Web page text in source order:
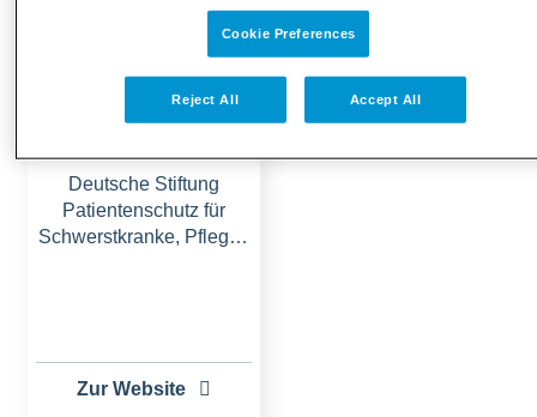
Zur Website
Deutsche Stiftung
Patientenschutz für
Schwerstkranke, Pfleg…
Zur Website
Cookie Preferences
Reject All Accept All